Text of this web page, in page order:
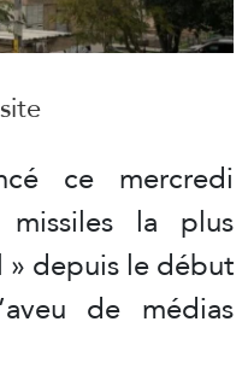
ce mercredi
la plus
» depuis le début
de médias